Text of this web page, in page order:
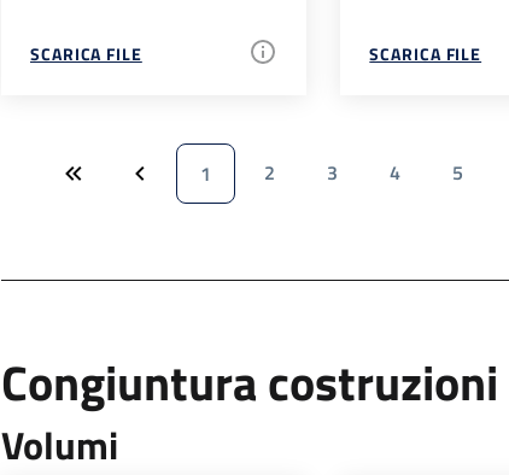
SCARICA FILE SCARICA FILE
1 2 3 4 5
Congiuntura costruzioni
Volumi